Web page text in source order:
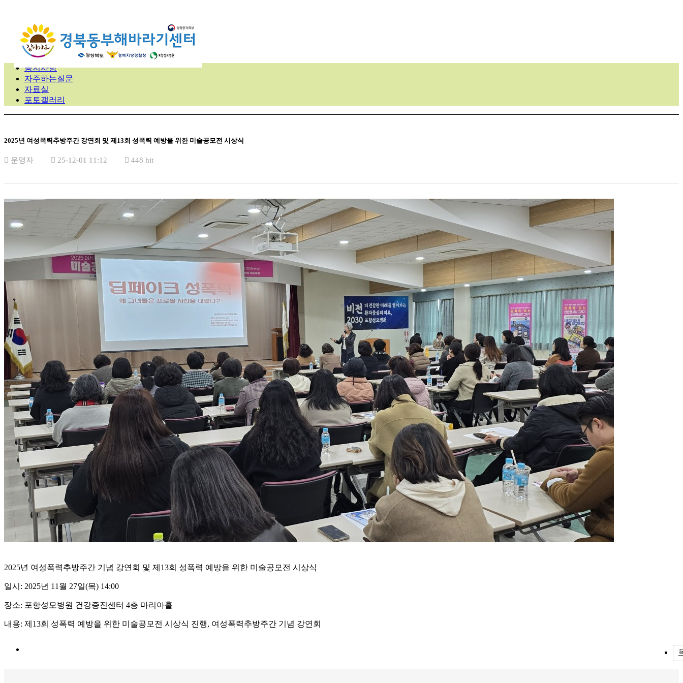
공지사항
자주하는질문
자료실
포토갤러리
2025년 여성폭력추방주간 강연회 및 제13회 성폭력 예방을 위한 미술공모전 시상식
운영자 25-12-01 11:12 448 hit
2025년 여성폭력추방주간 기념 강연회 및 제13회 성폭력 예방을 위한 미술공모전 시상식
일시: 2025년 11월 27일(목) 14:00
장소: 포항성모병원 건강증진센터 4층 마리아홀
내용: 제13회 성폭력 예방을 위한 미술공모전 시상식 진행, 여성폭력추방주간 기념 강연회